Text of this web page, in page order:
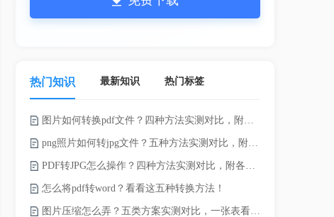
热门知识 最新知识 热门标签
图片如何转换pdf文件？四种方法实测对比，附各场景最优选！
png照片如何转jpg文件？五种方法实测对比，附各场景最优选!！
PDF转JPG怎么操作？四种方法实测对比，附各场景最优选！
怎么将pdf转word？看看这五种转换方法！
图片压缩怎么弄？五类方案实测对比，一张表看懂怎么选！